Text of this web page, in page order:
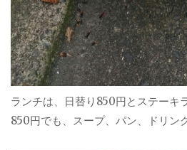
ランチは、日替り850円とステーキ
850円でも、スープ、パン、ドリン